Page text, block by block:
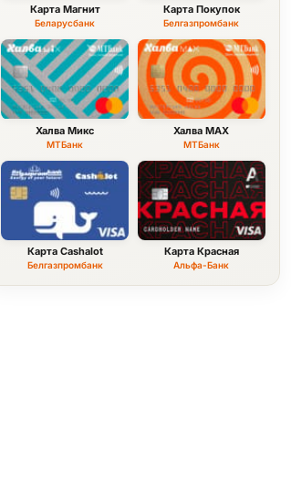
Карта Магнит
Беларусбанк
Карта Покупок
Белгазпромбанк
Халва Микс
МТБанк
Халва MAX
МТБанк
Карта Cashalot
Белгазпромбанк
Карта Красная
Альфа-Банк